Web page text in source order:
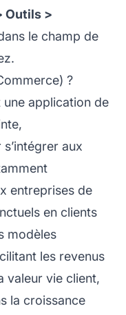
Outils >
le champ de
?
une application de
aux
entreprises de
en clients
modèles
les revenus
valeur vie client,
la croissance